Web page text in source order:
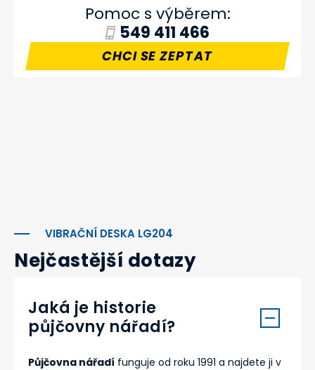
Pomoc s výběrem:
549 411 466
CHCI SE ZEPTAT
VIBRAČNÍ DESKA LG204
Nejčastější dotazy
Jaká je historie
půjčovny nářadí?
Půjčovna nářadí funguje od roku 1991 a najdete ji v